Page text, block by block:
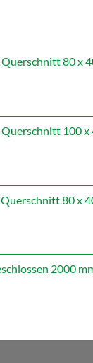
80 x
100 x
80 x
2000